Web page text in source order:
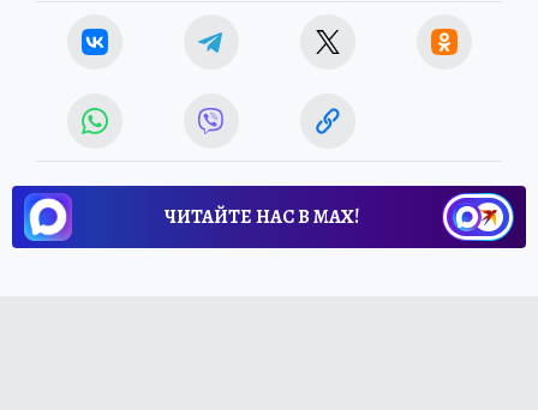
ЧИТАЙТЕ НАС В МАХ!